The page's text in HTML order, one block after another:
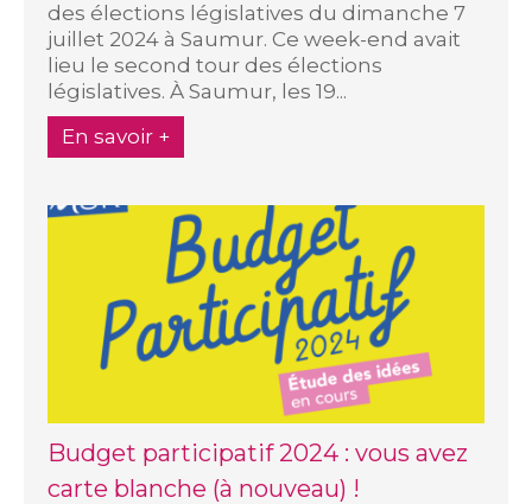
des élections législatives du dimanche 7
juillet 2024 à Saumur. Ce week-end avait
lieu le second tour des élections
législatives. À Saumur, les 19...
En savoir +
Budget participatif 2024 : vous avez
carte blanche (à nouveau) !